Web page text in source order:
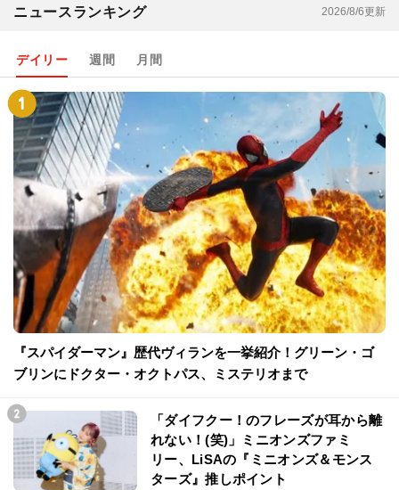
ニュースランキング 2026/8/6更新
デイリー 週間 月間
『スパイダーマン』歴代ヴィランを一挙紹介！グリーン・ゴ
ブリンにドクター・オクトパス、ミステリオまで
「ダイフクー！のフレーズが耳から離
れない！(笑)」ミニオンズファミ
リー、LiSAの『ミニオンズ＆モンス
ターズ』推しポイント